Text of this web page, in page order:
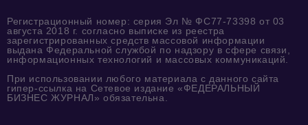
Регистрационный номер: серия Эл № ФС77-73398 от 03
августа 2018 г. согласно выписке из реестра
зарегистрированных средств массовой информации
выдана Федеральной службой по надзору в сфере связи,
информационных технологий и массовых коммуникаций.
При использовании любого материала с данного сайта
гипер-ссылка на Сетевое издание «ФЕДЕРАЛЬНЫЙ
БИЗНЕС ЖУРНАЛ» обязательна.